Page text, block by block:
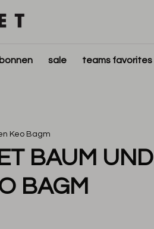
sale teams favorites
Keo Bagm
BAUM UND
BAGM